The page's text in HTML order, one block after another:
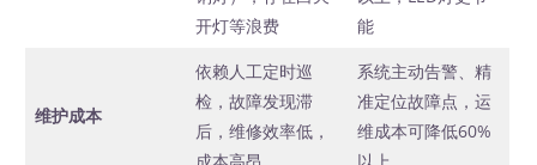
开灯等浪费
能
维护成本
依赖人工定时巡
检，故障发现滞
后，维修效率低，
系统主动告警、精
准定位故障点，运
维成本可降低60%